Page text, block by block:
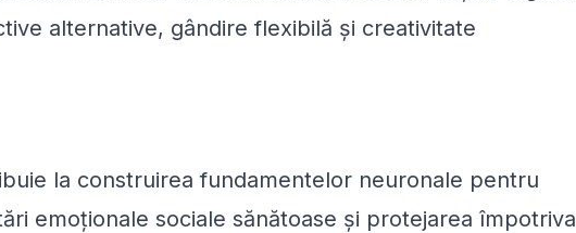
alternative, gândire flexibilă și creativitate
la construirea fundamentelor neuronale pentru
emoționale sociale sănătoase și protejarea împotriva